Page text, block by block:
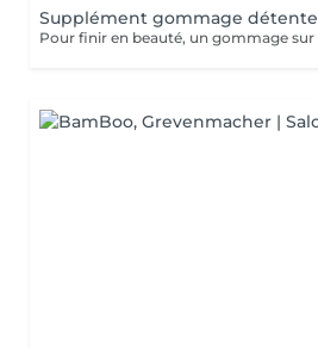
Supplément gommage détente